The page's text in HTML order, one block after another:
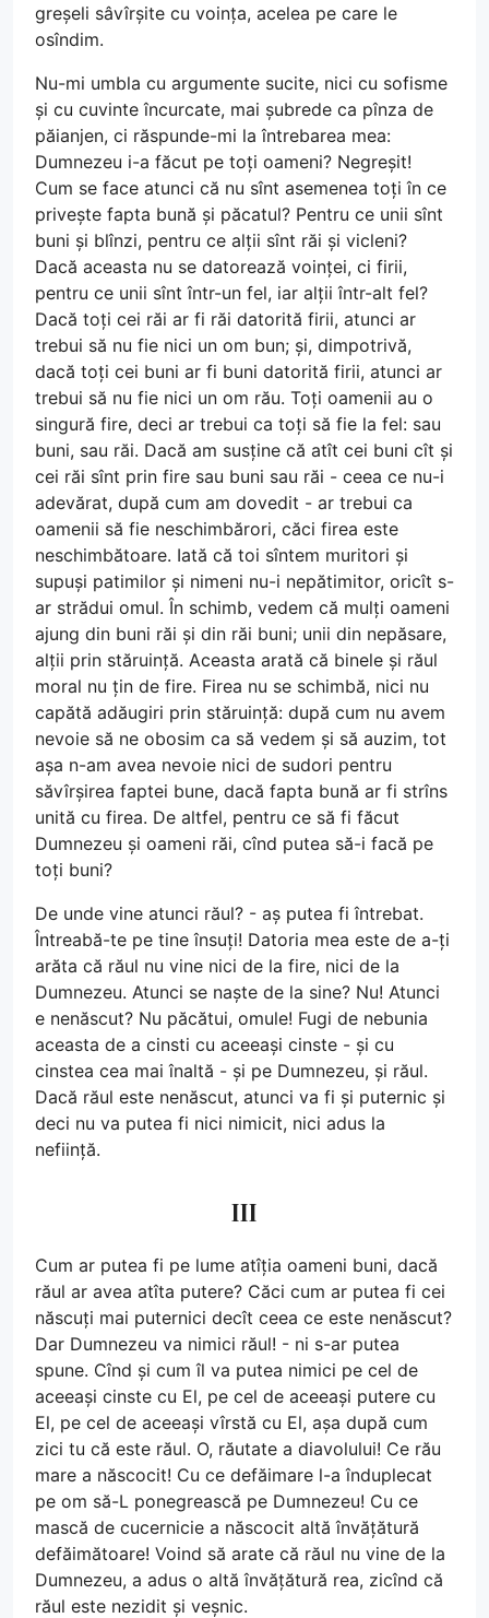
greșeli sâvîrșite cu voința, acelea pe care le
osîndim.
Nu-mi umbla cu argumente sucite, nici cu sofisme
și cu cuvinte încurcate, mai șubrede ca pînza de
păianjen, ci răspunde-mi la întrebarea mea:
Dumnezeu i-a făcut pe toți oameni? Negreșit!
Cum se face atunci că nu sînt asemenea toți în ce
privește fapta bună și păcatul? Pentru ce unii sînt
buni și blînzi, pentru ce alții sînt răi și vicleni?
Dacă aceasta nu se datorează voinței, ci firii,
pentru ce unii sînt într-un fel, iar alții într-alt fel?
Dacă toți cei răi ar fi răi datorită firii, atunci ar
trebui să nu fie nici un om bun; și, dimpotrivă,
dacă toți cei buni ar fi buni datorită firii, atunci ar
trebui să nu fie nici un om rău. Toți oamenii au o
singură fire, deci ar trebui ca toți să fie la fel: sau
buni, sau răi. Dacă am susține că atît cei buni cît și
cei răi sînt prin fire sau buni sau răi - ceea ce nu-i
adevărat, după cum am dovedit - ar trebui ca
oamenii să fie neschimbărori, căci firea este
neschimbătoare. Iată că toi sîntem muritori și
supuși patimilor și nimeni nu-i nepătimitor, oricît s-
ar strădui omul. În schimb, vedem că mulți oameni
ajung din buni răi și din răi buni; unii din nepăsare,
alții prin stăruință. Aceasta arată că binele și răul
moral nu țin de fire. Firea nu se schimbă, nici nu
capătă adăugiri prin stăruință: după cum nu avem
nevoie să ne obosim ca să vedem și să auzim, tot
așa n-am avea nevoie nici de sudori pentru
săvîrșirea faptei bune, dacă fapta bună ar fi strîns
unită cu firea. De altfel, pentru ce să fi făcut
Dumnezeu și oameni răi, cînd putea să-i facă pe
toți buni?
De unde vine atunci răul? - aș putea fi întrebat.
Întreabă-te pe tine însuți! Datoria mea este de a-ți
arăta că răul nu vine nici de la fire, nici de la
Dumnezeu. Atunci se naște de la sine? Nu! Atunci
e nenăscut? Nu păcătui, omule! Fugi de nebunia
aceasta de a cinsti cu aceeași cinste - și cu
cinstea cea mai înaltă - și pe Dumnezeu, și răul.
Dacă răul este nenăscut, atunci va fi și puternic și
deci nu va putea fi nici nimicit, nici adus la
neființă.
III
Cum ar putea fi pe lume atîția oameni buni, dacă
răul ar avea atîta putere? Căci cum ar putea fi cei
născuți mai puternici decît ceea ce este nenăscut?
Dar Dumnezeu va nimici răul! - ni s-ar putea
spune. Cînd și cum îl va putea nimici pe cel de
aceeași cinste cu El, pe cel de aceeași putere cu
El, pe cel de aceeași vîrstă cu El, așa după cum
zici tu că este răul. O, răutate a diavolului! Ce rău
mare a născocit! Cu ce defăimare l-a înduplecat
pe om să-L ponegrească pe Dumnezeu! Cu ce
mască de cucernicie a născocit altă învățătură
defăimătoare! Voind să arate că răul nu vine de la
Dumnezeu, a adus o altă învățătură rea, zicînd că
răul este nezidit și veșnic.